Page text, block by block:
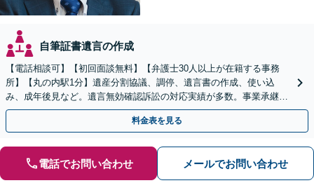
自筆証書遺言の作成
【電話相談可】【初回面談無料】【弁護士30人以上が在籍する事務
所】【丸の内駅1分】遺産分割協議、調停、遺言書の作成、使い込
み、成年後見など。遺言無効確認訴訟の対応実績が多数。事業承継に
関するご相談にも対応できます
料金表を見る
電話でお問い合わせ メールでお問い合わせ